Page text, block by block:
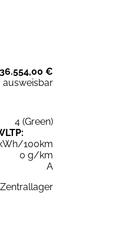
36.554,00 €
ausweisbar
4 (Green)
100km
0 g/km
A
Zentrallager